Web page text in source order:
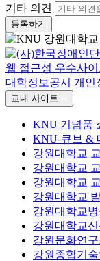
기타 의견
등록하기
대학정보공시 개인
교내 사이트
KNU 기념품
KNU-큐브 &
강원대학교
강원대학교
강원대학교
강원대학교
강원대학교병
강원대학교
강원문화연
강원종합기술